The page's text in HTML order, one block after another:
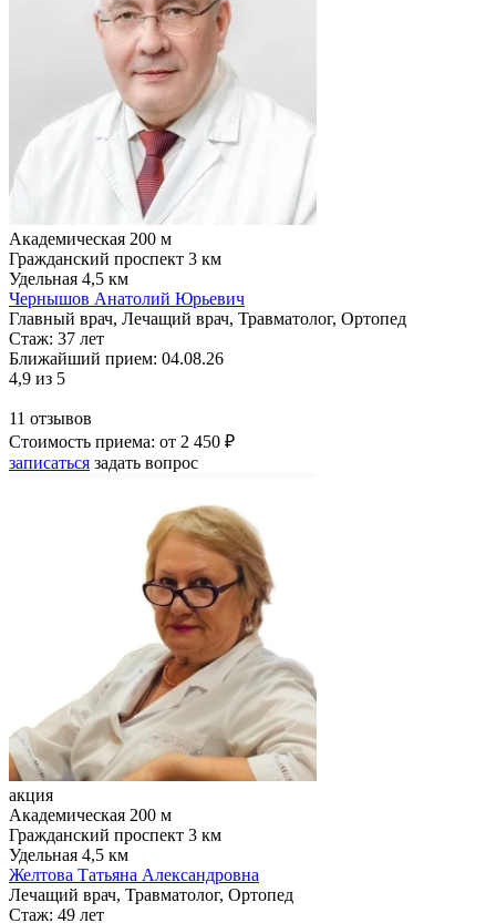
Академическая 200 м
Гражданский проспект 3 км
Удельная 4,5 км
Чернышов Анатолий Юрьевич
Главный врач, Лечащий врач, Травматолог, Ортопед
Стаж: 37 лет
Ближайший прием: 04.08.26
4,9 из 5
11 отзывов
Стоимость приема: от 2 450 ₽
записаться задать вопрос
акция
Академическая 200 м
Гражданский проспект 3 км
Удельная 4,5 км
Желтова Татьяна Александровна
Лечащий врач, Травматолог, Ортопед
Стаж: 49 лет